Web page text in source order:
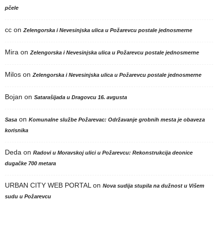
pčele
cc onZelengorska i Nevesinjska ulica u Požarevcu postale jednosmerne
Mira onZelengorska i Nevesinjska ulica u Požarevcu postale jednosmerne
Milos onZelengorska i Nevesinjska ulica u Požarevcu postale jednosmerne
Bojan on Satarašijada u Dragovcu 16. avgusta
Sasa on Komunalne službe Požarevac: Održavanje grobnih mesta je obaveza
korisnika
Deda on Radovi u Moravskoj ulici u Požarevcu: Rekonstrukcija deonice
dugačke 700 metara
URBAN CITY WEB PORTALon Nova sudija stupila na dužnost u Višem
sudu u Požarevcu